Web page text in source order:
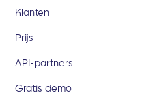
Klanten
Prijs
API-partners
Gratis demo